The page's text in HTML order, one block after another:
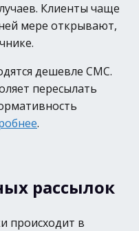
Клиенты чаще
мере открывают,
дешевле СМС.
пересылать
.
рассылок
происходит в